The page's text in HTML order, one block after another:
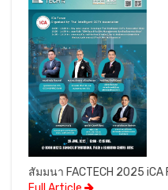
สัมมนา FACTECH 2025